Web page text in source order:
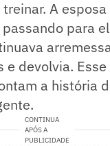
A
para
e devolvia.
a história
CONTINUA
APÓS A
PUBLICIDADE